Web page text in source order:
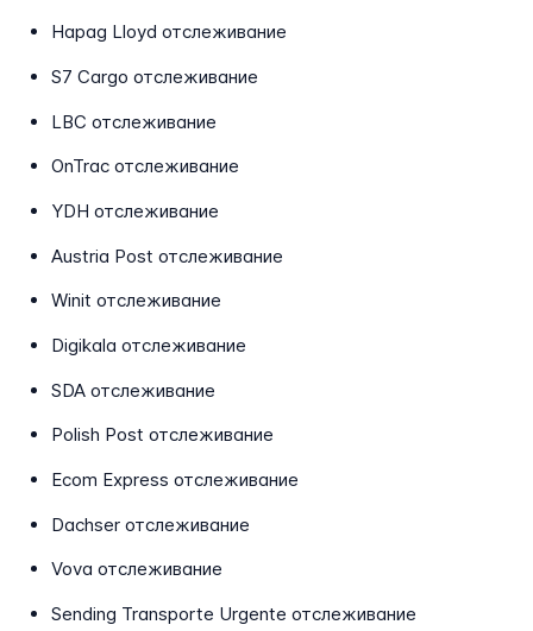
Hapag Lloyd отслеживание
S7 Cargo отслеживание
LBC отслеживание
OnTrac отслеживание
YDH отслеживание
Austria Post отслеживание
Winit отслеживание
Digikala отслеживание
SDA отслеживание
Polish Post отслеживание
Ecom Express отслеживание
Dachser отслеживание
Vova отслеживание
Sending Transporte Urgente отслеживание